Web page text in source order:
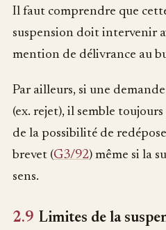
Il faut comprendre que
suspension doit intervenir
mention de délivrance au
Par ailleurs, si une
(ex. rejet), il semble
de la possibilité de
brevet (G3/92) même si la
sens.
2.9 Limites de la